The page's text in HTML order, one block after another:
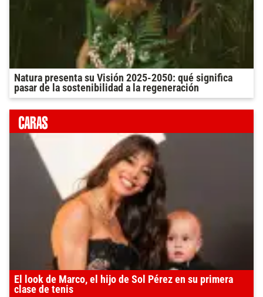
Natura presenta su Visión 2025-2050: qué significa
pasar de la sostenibilidad a la regeneración
El look de Marco, el hijo de Sol Pérez en su primera
clase de tenis